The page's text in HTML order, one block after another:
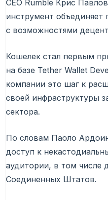
CEO Rumble Крис
инструмент
с возможностями
Кошелек стал первым
на базе Tether Wallet
компании это шаг к
своей инфраструктуры
сектора.
По словам Паоло
доступ к
аудитории, в том числе
Соединенных Штатов.